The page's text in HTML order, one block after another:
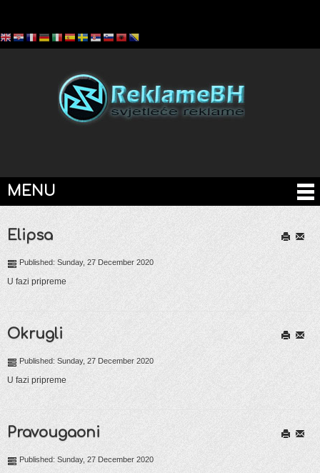
MENU
Elipsa
Published: Sunday, 27 December 2020
U fazi pripreme
Okrugli
Published: Sunday, 27 December 2020
U fazi pripreme
Pravougaoni
Published: Sunday, 27 December 2020